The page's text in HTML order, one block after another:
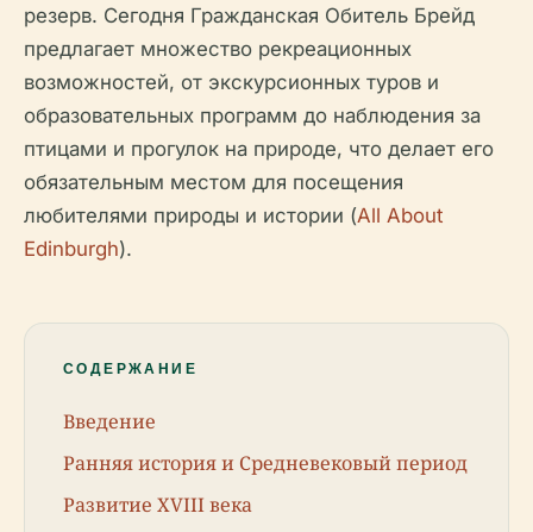
резерв. Сегодня Гражданская Обитель Брейд
предлагает множество рекреационных
возможностей, от экскурсионных туров и
образовательных программ до наблюдения за
птицами и прогулок на природе, что делает его
обязательным местом для посещения
любителями природы и истории (All About
Edinburgh).
СОДЕРЖАНИЕ
Введение
Ранняя история и Средневековый период
Развитие XVIII века